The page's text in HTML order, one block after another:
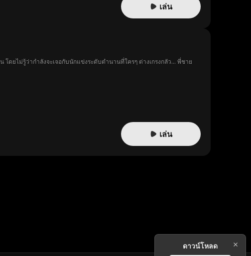
เล่น
ดยไม่รู้ว่ากำลังจะเจอกับนักแข่งระดับตำนานที่ใครๆ ต่างเกรงกลัว… พี่ชาย
เล่น
ดาวน์โหลด